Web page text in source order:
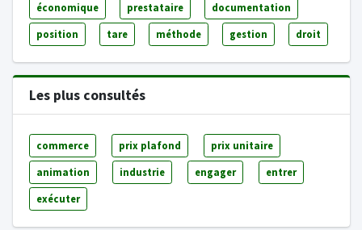
économique prestataire documentation
position tare méthode gestion droit
Les plus consultés
commerce prix plafond prix unitaire
animation industrie engager entrer
exécuter